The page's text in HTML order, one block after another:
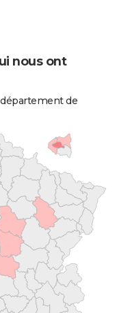
nous ont
département de